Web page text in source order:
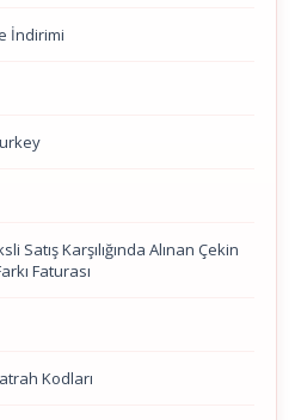
İndirimi
Satış Karşılığında Alınan Çekin
Faturası
Kodları